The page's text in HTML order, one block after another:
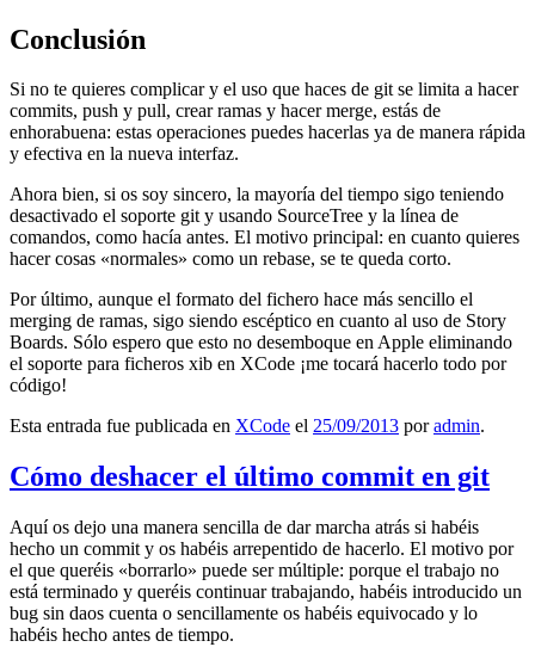
Conclusión
Si no te quieres complicar y el uso que haces de git se limita a hacer
commits, push y pull, crear ramas y hacer merge, estás de
enhorabuena: estas operaciones puedes hacerlas ya de manera rápida
y efectiva en la nueva interfaz.
Ahora bien, si os soy sincero, la mayoría del tiempo sigo teniendo
desactivado el soporte git y usando SourceTree y la línea de
comandos, como hacía antes. El motivo principal: en cuanto quieres
hacer cosas «normales» como un rebase, se te queda corto.
Por último, aunque el formato del fichero hace más sencillo el
merging de ramas, sigo siendo escéptico en cuanto al uso de Story
Boards. Sólo espero que esto no desemboque en Apple eliminando
el soporte para ficheros xib en XCode ¡me tocará hacerlo todo por
código!
Esta entrada fue publicada en XCode el 25/09/2013 poradmin.
Cómo deshacer el último commit en git
Aquí os dejo una manera sencilla de dar marcha atrás si habéis
hecho un commit y os habéis arrepentido de hacerlo. El motivo por
el que queréis «borrarlo» puede ser múltiple: porque el trabajo no
está terminado y queréis continuar trabajando, habéis introducido un
bug sin daos cuenta o sencillamente os habéis equivocado y lo
habéis hecho antes de tiempo.